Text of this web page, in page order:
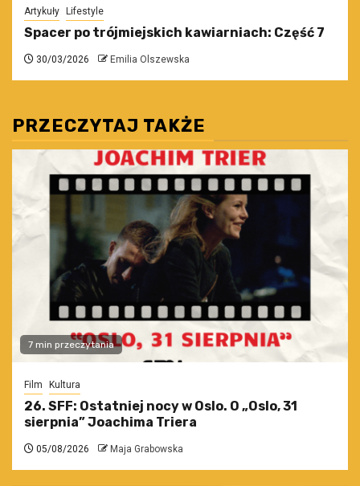
Artykuły Lifestyle
Spacer po trójmiejskich kawiarniach: Część 7
30/03/2026 Emilia Olszewska
PRZECZYTAJ TAKŻE
7 min przeczytania
Film Kultura
26. SFF: Ostatniej nocy w Oslo. O „Oslo, 31
sierpnia” Joachima Triera
05/08/2026 Maja Grabowska